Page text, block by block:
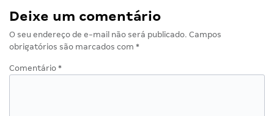
Deixe um comentário
O seu endereço de e-mail não será publicado. Campos
obrigatórios são marcados com *
Comentário *